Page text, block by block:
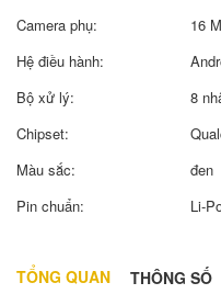
Camera phụ:
16
Hệ điều hành:
Bộ xử lý:
8
Chipset:
Màu sắc:
đen
Pin chuẩn:
Li-
TỔNG QUAN THÔNG SỐ